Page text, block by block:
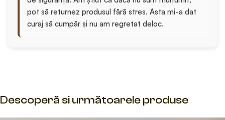
pot să returnez produsul fără stres. Asta mi-a dat
curaj să cumpăr și nu am regretat deloc.
Descoperă si următoarele produse